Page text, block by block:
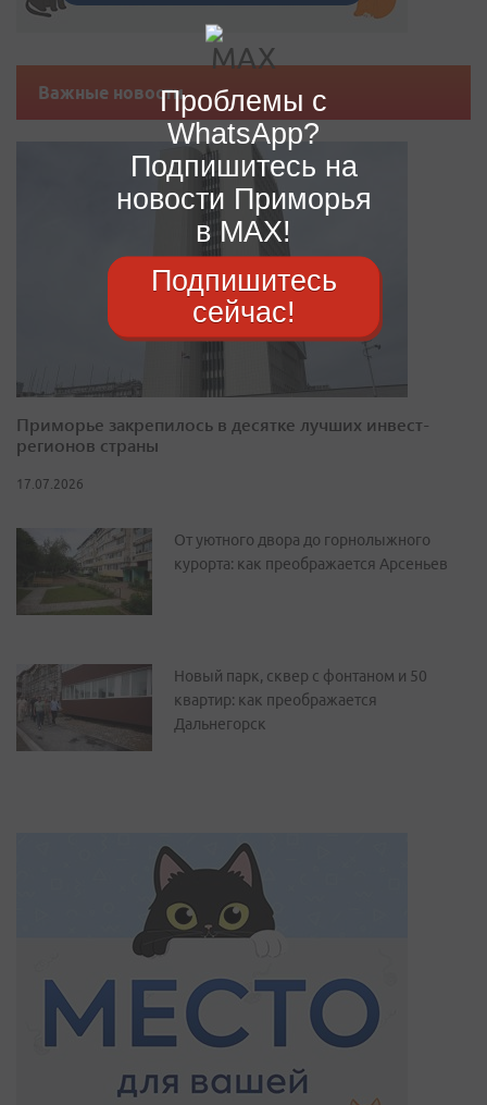
Важные новости
Приморье закрепилось в десятке лучших инвест-
регионов страны
17.07.2026
От уютного двора до горнолыжного
курорта: как преображается Арсеньев
Новый парк, сквер с фонтаном и 50
квартир: как преображается
Дальнегорск
Проблемы с
WhatsApp?
Подпишитесь на
новости Приморья
в MAX!
Подпишитесь
сейчас!